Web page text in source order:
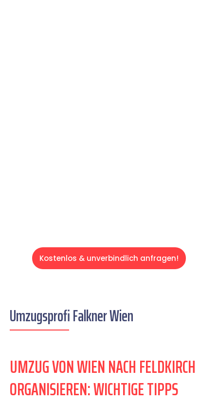
Kostenlos & unverbindlich anfragen!
Umzugsprofi Falkner Wien
UMZUG VON WIEN NACH FELDKIRCH
ORGANISIEREN: WICHTIGE TIPPS